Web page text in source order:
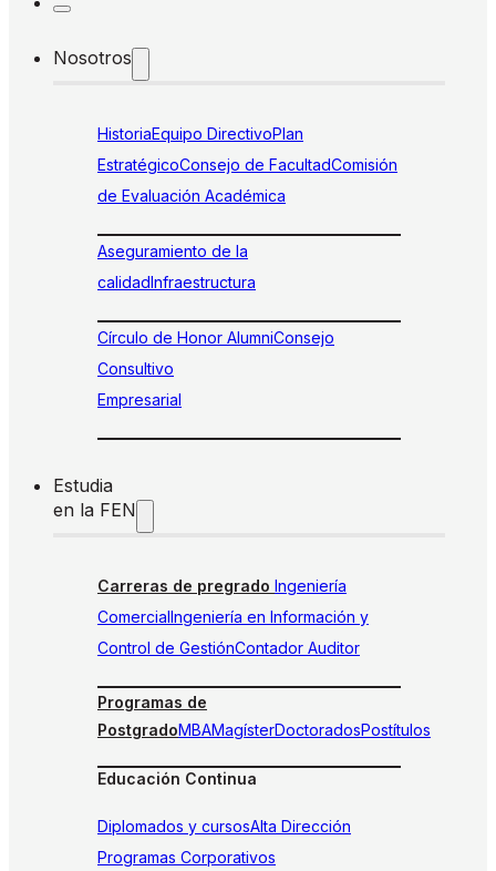
Nosotros
HistoriaEquipo DirectivoPlan
EstratégicoConsejo de FacultadComisión
de Evaluación Académica
Aseguramiento de la
calidadInfraestructura
Círculo de Honor AlumniConsejo
Consultivo
Empresarial
Estudia
en la FEN
Carreras de pregrado Ingeniería
ComercialIngeniería en Información y
Control de GestiónContador Auditor
Programas de
PostgradoMBAMagísterDoctoradosPostítulos
Educación Continua
Diplomados y cursosAlta Dirección
Programas Corporativos